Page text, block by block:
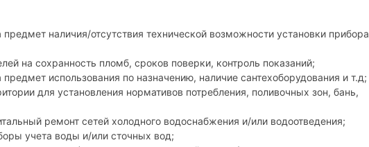
наличия/отсутствия технической возможности установки прибора
на сохранность пломб, сроков поверки, контроль показаний;
использования по назначению, наличие сантехоборудования и т.д;
для установления нормативов потребления, поливочных зон, бань,
ремонт сетей холодного водоснабжения и/или водоотведения;
учета воды и/или сточных вод;